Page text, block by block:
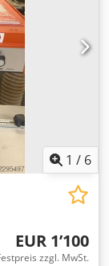
1 / 6
EUR 1’100
zzgl. MwSt.